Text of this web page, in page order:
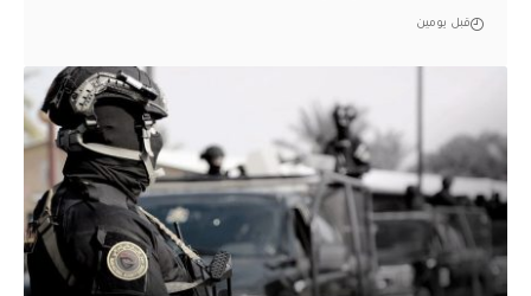
قبل يومين